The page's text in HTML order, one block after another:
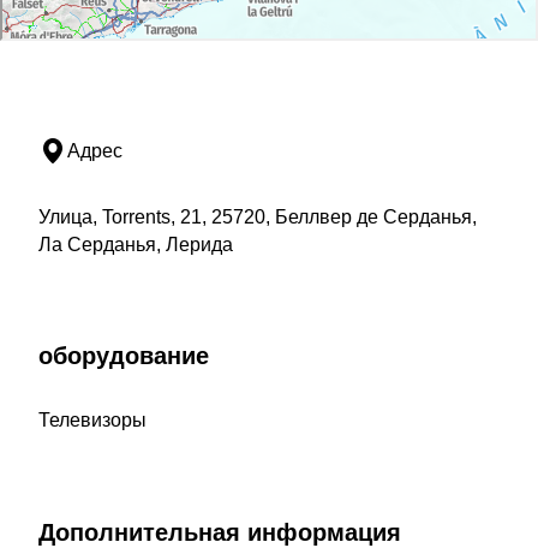
Адрес
Улица, Torrents, 21, 25720, Беллвер де Серданья,
Ла Серданья, Лерида
оборудование
Телевизоры
Дополнительная информация